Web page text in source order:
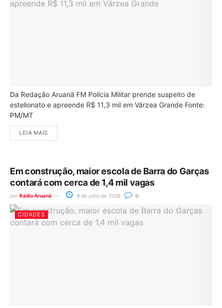
Da Redação Aruanã FM Polícia Militar prende suspeito de
estelionato e apreende R$ 11,3 mil em Várzea Grande Fonte:
PM/MT
LEIA MAIS
Em construção, maior escola de Barra do Garças
contará com cerca de 1,4 mil vagas
por Rádio Aruanã 8 de julho de 2026 0
CIDADES